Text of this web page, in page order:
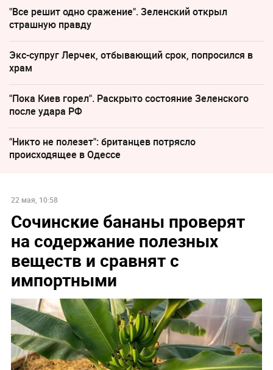
"Все решит одно сражение". Зеленский открыл
страшную правду
Экс-супруг Лерчек, отбывающий срок, попросился в
храм
"Пока Киев горел". Раскрыто состояние Зеленского
после удара РФ
"Никто не полезет": британцев потрясло
происходящее в Одессе
22 мая, 10:58
Сочинские бананы проверят
на содержание полезных
веществ и сравнят с
импортными